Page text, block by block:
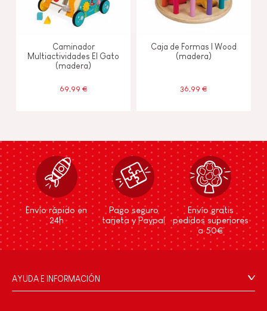
Caminador
Multiactividades El Gato
(madera)
69,99 €
Caja de Formas I Wood
(madera)
36,99 €
Envío rápido en
24h
Pago seguro
tarjeta y Paypal
Envío gratis
pedidos superiores
a 50€
AYUDA E INFORMACIÓN